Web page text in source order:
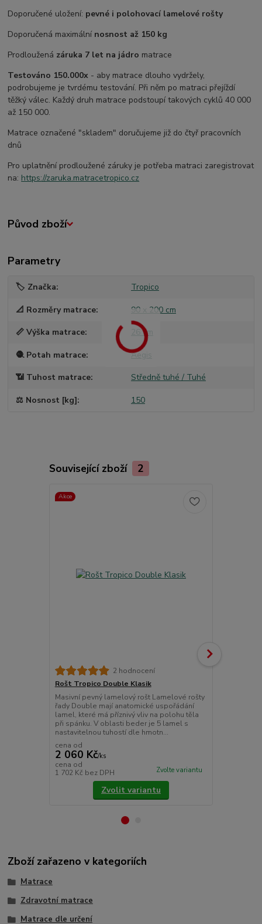
Doporučené uložení: pevné i polohovací lamelové rošty
Doporučená maximální nosnost až 150 kg
Prodloužená záruka 7 let na jádro matrace
Testováno 150.000x - aby matrace dlouho vydržely,
podrobujeme je tvrdému testování. Při něm po matraci přejíždí
těžký válec. Každý druh matrace podstoupí takových cyklů 40 000
až 150 000.
Matrace označené "skladem" doručujeme již do čtyř pracovních
dnů
Pro uplatnění prodloužené záruky je potřeba matraci zaregistrovat
na: https://zaruka.matracetropico.cz
Původ zboží
Parametry
🏷️ Značka Tropico
📐 Rozměry matrace 90 x 200 cm
📏 Výška matrace 26 cm
🧶 Potah matrace Aegis
📶 Tuhost matrace Středně tuhé / Tuhé
⚖️ Nosnost [kg] 150
Související zboží 2
Akce
2 hodnocení
Rošt Tropico Double Klasik
Masivní pevný lamelový rošt Lamelové rošty
řady Double mají anatomické uspořádání
lamel, které má příznivý vliv na polohu těla
při spánku. V oblasti beder je 5 lamel s
nastavitelnou tuhostí dle hmotn...
cena od
2 060 Kč/ks
cena od
1 702 Kč bez DPH Zvolte variantu
Zvolit variantu
Zboží zařazeno v kategoriích
Matrace
Zdravotní matrace
Matrace dle určení